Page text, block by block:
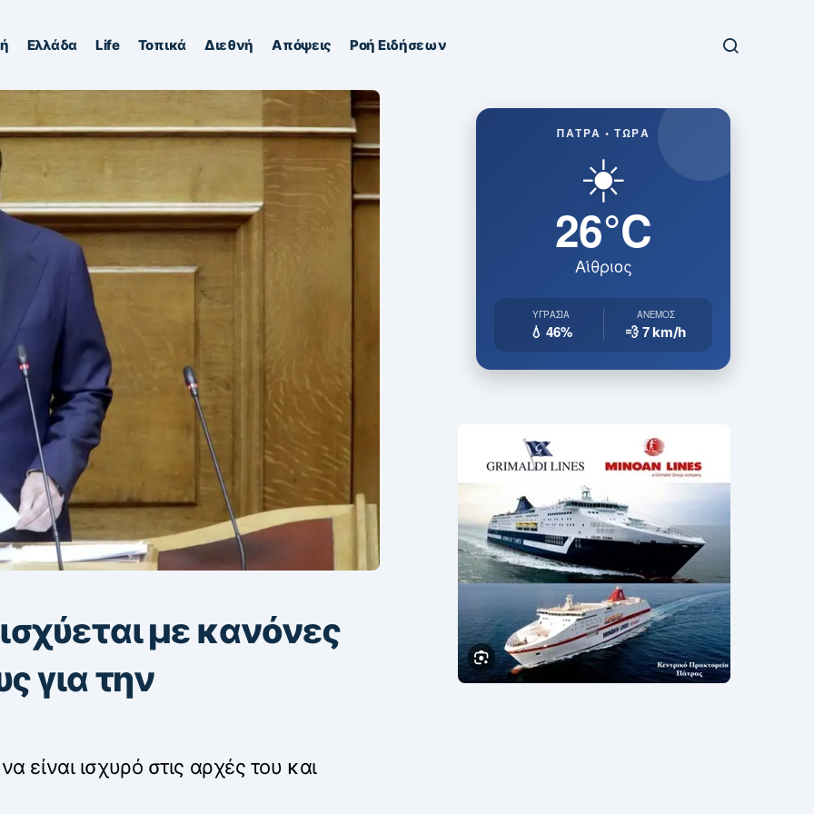
Ελλάδα Life Τοπικά Διεθνή Απόψεις Ροή Ειδήσεων
με κανόνες
για την
είναι ισχυρό στις αρχές του και
ΠΆΤΡΑ • ΤΏΡΑ
☀️
26°C
Αίθριος
ΥΓΡΑΣΊΑ
💧 46%
ΆΝΕΜΟΣ
💨 7km/h